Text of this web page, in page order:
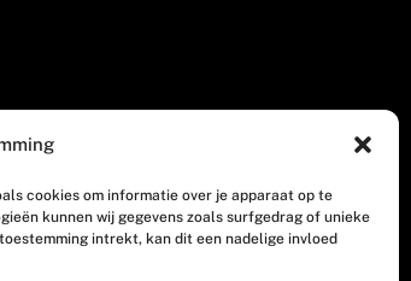
cookies om informatie over je apparaat op te
kunnen wij gegevens zoals surfgedrag of unieke
intrekt, kan dit een nadelige invloed
en copyright